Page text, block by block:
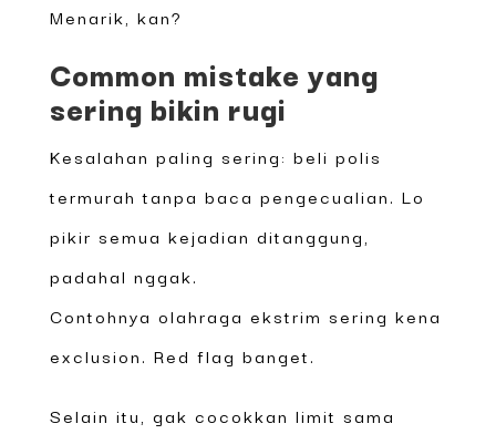
Menarik, kan?
Common mistake yang
sering bikin rugi
Kesalahan paling sering: beli polis
termurah tanpa baca pengecualian. Lo
pikir semua kejadian ditanggung,
padahal nggak.
Contohnya olahraga ekstrim sering kena
exclusion. Red flag banget.
Selain itu, gak cocokkan limit sama